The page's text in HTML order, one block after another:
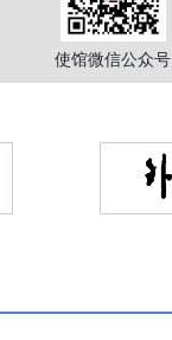
使馆微信公众号